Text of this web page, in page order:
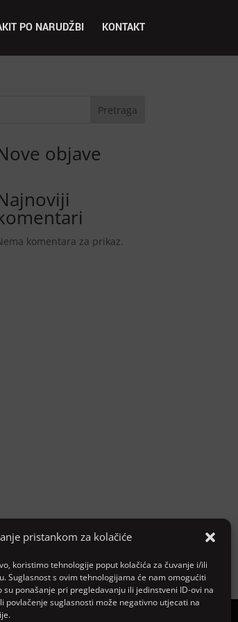
pristankom za kolačiće
koristimo tehnologije poput kolačića za čuvanje i/ili
Suglasnost s ovim tehnologijama će nam omogućiti
ponašanje pri pregledavanju ili jedinstveni ID-ovi na
povlačenje suglasnosti može negativno utjecati na
PO NARUDŽBI KONTAKT
Pretraga
objave
komentara za prikaz.